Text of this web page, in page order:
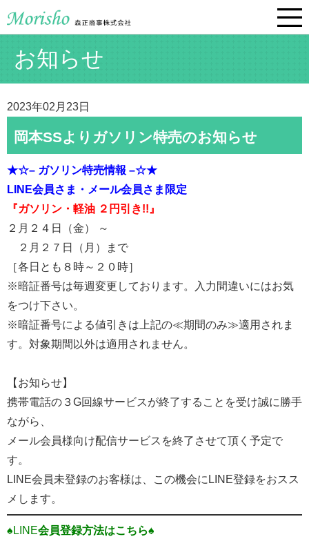
お知らせ
2023年02月23日
岡本SSよりガソリン特売のお知らせ
★☆– ガソリン特売情報 –☆★
LINE会員さま・ メール会員さま限定
『ガソリン・軽油 ２円引き!!』
２月２４日（金） ～
２月２７日（月）まで
［各日とも８時～２０時］
※暗証番号は毎週変更しております。入力間違いにはお気
をつけ下さい。
※暗証番号による値引きは上記の≪期間のみ≫適用されま
す。対象期間以外は適用されません。
【お知らせ】
携帯電話の３G回線サービスが終了することを受け誠に勝手
ながら、
メール会員様向け配信サービスを終了させて頂く予定で
す。
LINE会員未登録のお客様は、この機会にLINE登録をおスス
メします。
♠LINE会員登録方法はこちら♠